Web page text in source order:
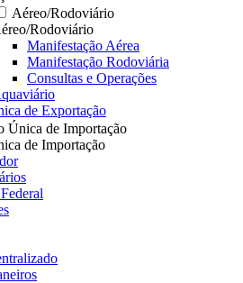
Aéreo/Rodoviário
Rodoviário
Manifestação Aérea
Manifestação Rodoviária
Consultas e Operações
de Exportação
Única de Importação
de Importação